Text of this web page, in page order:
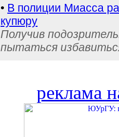
• В полиции Миасса
купюру
Получив
пытаться
реклама